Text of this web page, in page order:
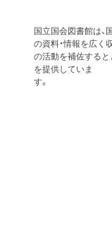
国立国会図書館は
の資料・情報を広く
の活動を補佐すると
を提供していま